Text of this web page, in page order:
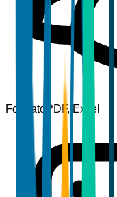
Formato PDF, Excel